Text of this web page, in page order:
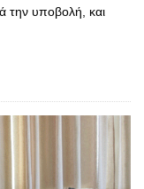
την υποβολή, και